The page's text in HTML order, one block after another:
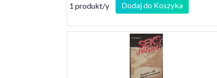
1 produkt/y Dodaj do Koszyka